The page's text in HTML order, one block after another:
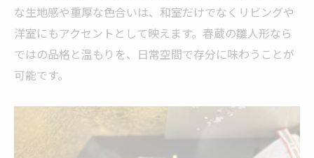
な生地感や重厚な色合いは、和室だけでなくリビングや
洋室にもアクセントとして映えます。春蔵の雛人形なら
ではの品格と温もりを、日常空間で存分に味わうことが
可能です。